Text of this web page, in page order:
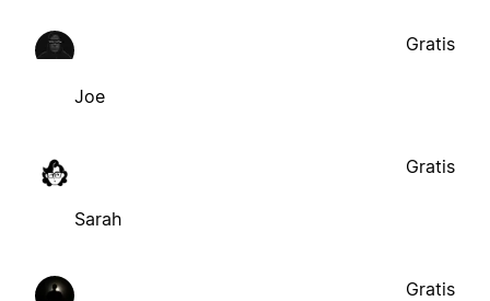
Joe
Gratis
Sarah
Gratis
Gratis